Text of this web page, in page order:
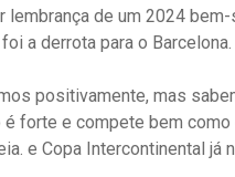
de um 2024
a derrota para o Barcelona.
positivamente, mas
forte e compete bem como
e Copa Intercontinental já